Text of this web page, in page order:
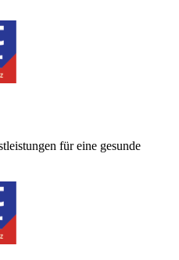
für eine gesunde